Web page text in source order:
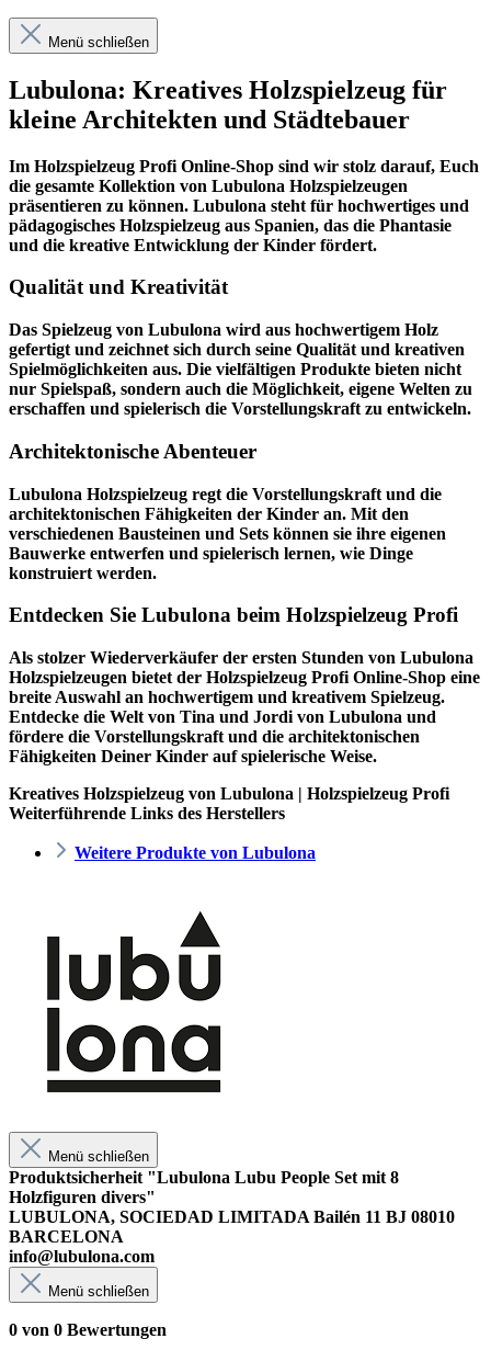
Menü schließen
Lubulona: Kreatives Holzspielzeug für
kleine Architekten und Städtebauer
Im Holzspielzeug Profi Online-Shop sind wir stolz darauf, Euch
die gesamte Kollektion von Lubulona Holzspielzeugen
präsentieren zu können. Lubulona steht für hochwertiges und
pädagogisches Holzspielzeug aus Spanien, das die Phantasie
und die kreative Entwicklung der Kinder fördert.
Qualität und Kreativität
Das Spielzeug von Lubulona wird aus hochwertigem Holz
gefertigt und zeichnet sich durch seine Qualität und kreativen
Spielmöglichkeiten aus. Die vielfältigen Produkte bieten nicht
nur Spielspaß, sondern auch die Möglichkeit, eigene Welten zu
erschaffen und spielerisch die Vorstellungskraft zu entwickeln.
Architektonische Abenteuer
Lubulona Holzspielzeug regt die Vorstellungskraft und die
architektonischen Fähigkeiten der Kinder an. Mit den
verschiedenen Bausteinen und Sets können sie ihre eigenen
Bauwerke entwerfen und spielerisch lernen, wie Dinge
konstruiert werden.
Entdecken Sie Lubulona beim Holzspielzeug Profi
Als stolzer Wiederverkäufer der ersten Stunden von Lubulona
Holzspielzeugen bietet der Holzspielzeug Profi Online-Shop eine
breite Auswahl an hochwertigem und kreativem Spielzeug.
Entdecke die Welt von Tina und Jordi von Lubulona und
fördere die Vorstellungskraft und die architektonischen
Fähigkeiten Deiner Kinder auf spielerische Weise.
Kreatives Holzspielzeug von Lubulona | Holzspielzeug Profi
Weiterführende Links des Herstellers
Weitere Produkte von Lubulona
Menü schließen
Produktsicherheit "Lubulona Lubu People Set mit 8
Holzfiguren divers"
LUBULONA, SOCIEDAD LIMITADA Bailén 11 BJ 08010
BARCELONA
info@lubulona.com
Menü schließen
0 von 0 Bewertungen